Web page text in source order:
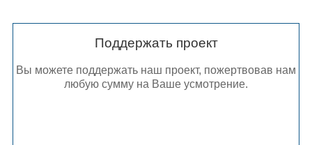
Поддержать проект
Вы можете поддержать наш проект, пожертвовав нам
любую сумму на Ваше усмотрение.